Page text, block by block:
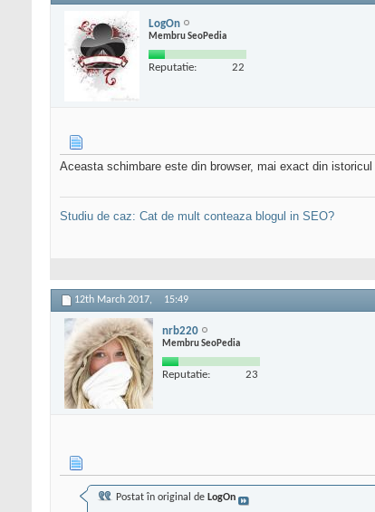
LogOn
Membru SeoPedia
Reputatie: 22
Aceasta schimbare este din browser, mai exact din
Studiu de caz: Cat de mult conteaza blogul in SEO?
12th March 2017, 15:49
nrb220
Membru SeoPedia
Reputatie: 23
Postat în original de LogOn